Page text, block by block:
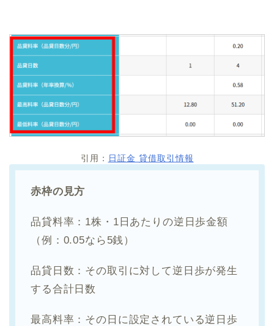
引用： 日証金 貸借取引情報
赤枠の見方
品貸料率：1株・1日あたりの逆日歩金額
（例：0.05なら5銭）
品貸日数：その取引に対して逆日歩が発生
する合計日数
最高料率：その日に設定されている逆日歩